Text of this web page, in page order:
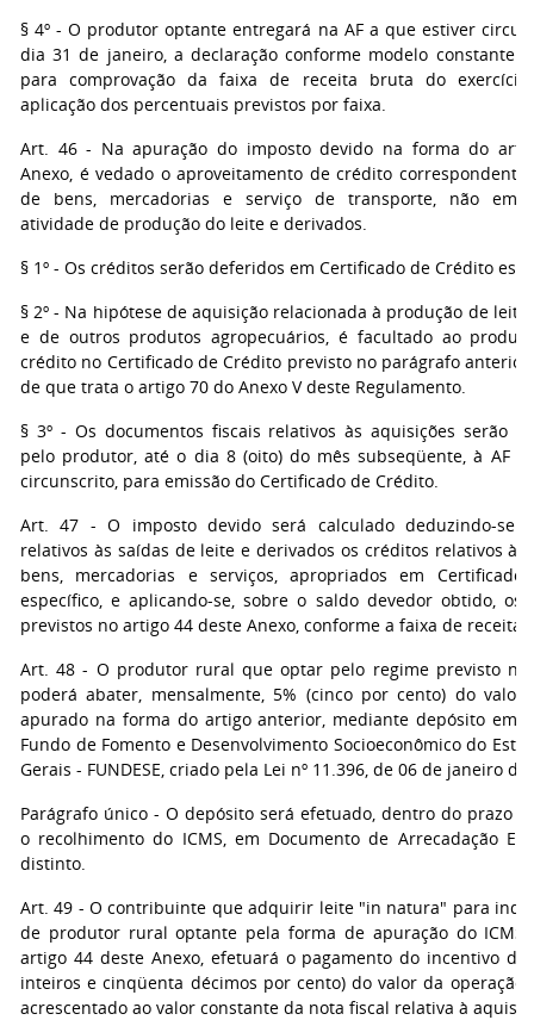
§ 4º - O produtor optante entregará na AF a que estiver
dia 31 de janeiro, a declaração conforme modelo constante
para comprovação da faixa de receita bruta do
aplicação dos percentuais previstos por faixa.
Art. 46 - Na apuração do imposto devido na forma do
Anexo, é vedado o aproveitamento de crédito correspondente
de bens, mercadorias e serviço de transporte, não
atividade de produção do leite e derivados.
§ 1º - Os créditos serão deferidos em Certificado de Crédito
§ 2º - Na hipótese de aquisição relacionada à produção de leite
e de outros produtos agropecuários, é facultado ao
crédito no Certificado de Crédito previsto no parágrafo
de que trata o artigo 70 do Anexo V deste Regulamento.
§ 3º - Os documentos fiscais relativos às aquisições serão
pelo produtor, até o dia 8 (oito) do mês subseqüente, à AF a
circunscrito, para emissão do Certificado de Crédito.
Art. 47 - O imposto devido será calculado deduzindo-se
relativos às saídas de leite e derivados os créditos relativos à
bens, mercadorias e serviços, apropriados em
específico, e aplicando-se, sobre o saldo devedor obtido, os
previstos no artigo 44 deste Anexo, conforme a faixa de receita
Art. 48 - O produtor rural que optar pelo regime previsto
poderá abater, mensalmente, 5% (cinco por cento) do valor
apurado na forma do artigo anterior, mediante depósito em
Fundo de Fomento e Desenvolvimento Socioeconômico do
Gerais - FUNDESE, criado pela Lei nº 11.396, de 06 de janeiro de
Parágrafo único - O depósito será efetuado, dentro do prazo
o recolhimento do ICMS, em Documento de Arrecadação
distinto.
Art. 49 - O contribuinte que adquirir leite "in natura" para
de produtor rural optante pela forma de apuração do ICMS
artigo 44 deste Anexo, efetuará o pagamento do incentivo de
inteiros e cinqüenta décimos por cento) do valor da
acrescentado ao valor constante da nota fiscal relativa à